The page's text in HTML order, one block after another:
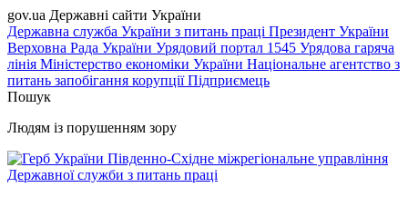
gov.ua Державні сайти України
Державна служба України з питань праці Президент України
Верховна Рада України Урядовий портал 1545 Урядова гаряча
лінія Міністерство економіки України Національне агентство з
питань запобігання корупціїПідприємець
Пошук
Людям із порушенням зору
Південно-Східне міжрегіональне управління
Державної служби з питань праці